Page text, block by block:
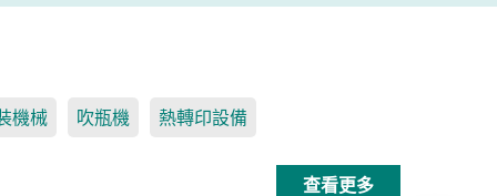
機械 吹瓶機 熱轉印設備
查看更多